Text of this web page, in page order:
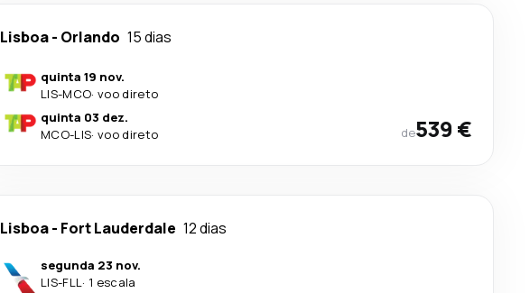
Lisboa- Orlando 15 dias
quinta 19 nov.
LIS-MCO· voo direto
quinta 03 dez.
MCO-LIS· voo direto de539 €
Lisboa- Fort Lauderdale 12 dias
segunda 23 nov.
LIS-FLL· 1 escala